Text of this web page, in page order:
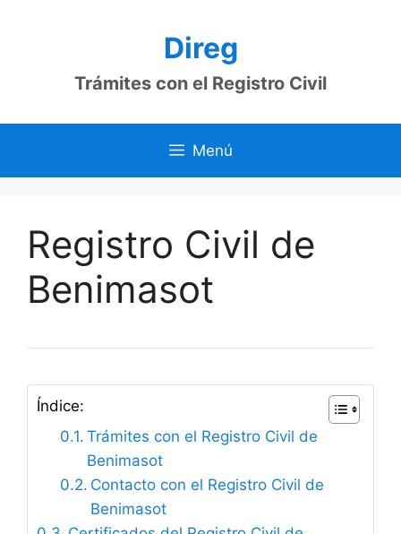
Direg
Trámites con el Registro Civil
Menú
Registro Civil de
Benimasot
Índice:
Trámites con el Registro Civil de
Benimasot
Contacto con el Registro Civil de
Benimasot